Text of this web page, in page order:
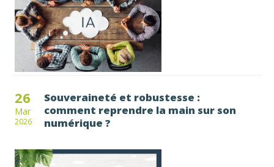
26
Mar
2026
Souveraineté et robustesse :
comment reprendre la main sur son
numérique ?